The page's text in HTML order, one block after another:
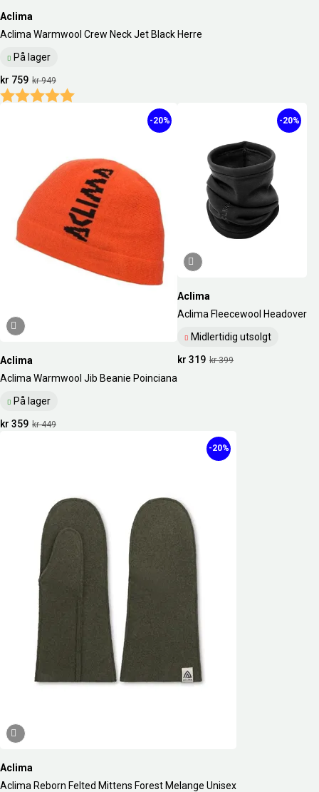
Aclima
Aclima Warmwool Crew Neck Jet Black Herre
På lager
kr 949
kr 759
Karakter:
Aclima
Aclima Warmwool Jib Beanie Poinciana
På lager
-20%
kr 449
kr 359
Aclima
Aclima Fleecewool Headover
Midlertidig utsolgt
-20%
kr 399
kr 319
Aclima
Aclima Reborn Felted Mittens Forest Melange Unisex
-20%